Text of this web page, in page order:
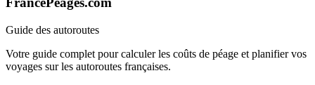
Guide des autoroutes
Votre guide complet pour calculer les coûts de péage et planifier vos
voyages sur les autoroutes françaises.